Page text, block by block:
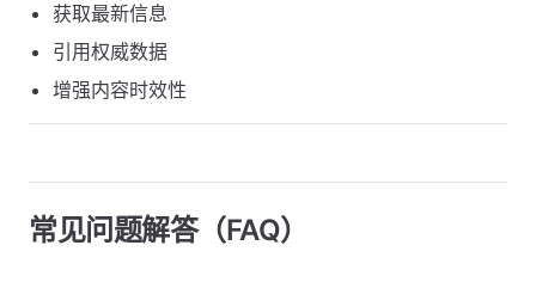
获取最新信息
引用权威数据
增强内容时效性
常见问题解答（FAQ）